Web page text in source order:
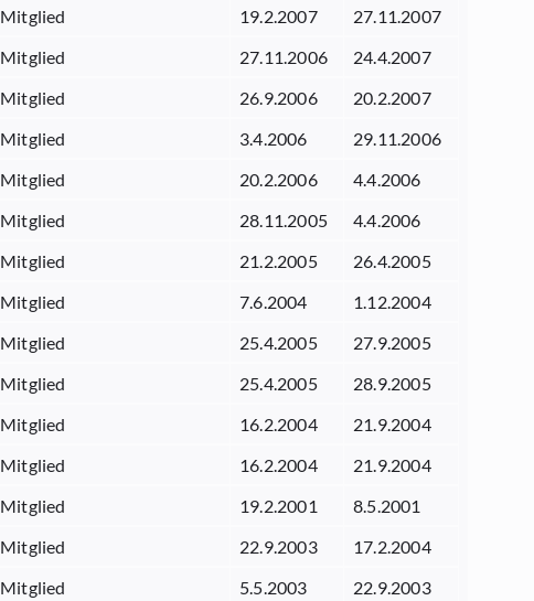
Mitglied 19.2.2007
27.11.2007
Mitglied 27.11.2006
24.4.2007
Mitglied 26.9.2006
20.2.2007
Mitglied 3.4.2006
29.11.2006
Mitglied 20.2.2006
4.4.2006
Mitglied 28.11.2005
4.4.2006
Mitglied 21.2.2005
26.4.2005
Mitglied 7.6.2004
1.12.2004
Mitglied 25.4.2005
27.9.2005
Mitglied 25.4.2005
28.9.2005
Mitglied 16.2.2004
21.9.2004
Mitglied 16.2.2004
21.9.2004
Mitglied 19.2.2001
8.5.2001
Mitglied 22.9.2003
17.2.2004
Mitglied 5.5.2003
22.9.2003